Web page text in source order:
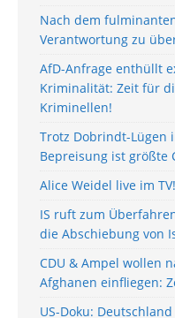
Nach dem
Verantwortung zu
AfD-Anfrage enthüllt
Kriminalität: Zeit für
Kriminellen!
Trotz Dobrindt-Lügen
Bepreisung ist größte
Alice Weidel live im TV!
IS ruft zum
die Abschiebung von
CDU & Ampel wollen
Afghanen einfliegen:
US-Doku: